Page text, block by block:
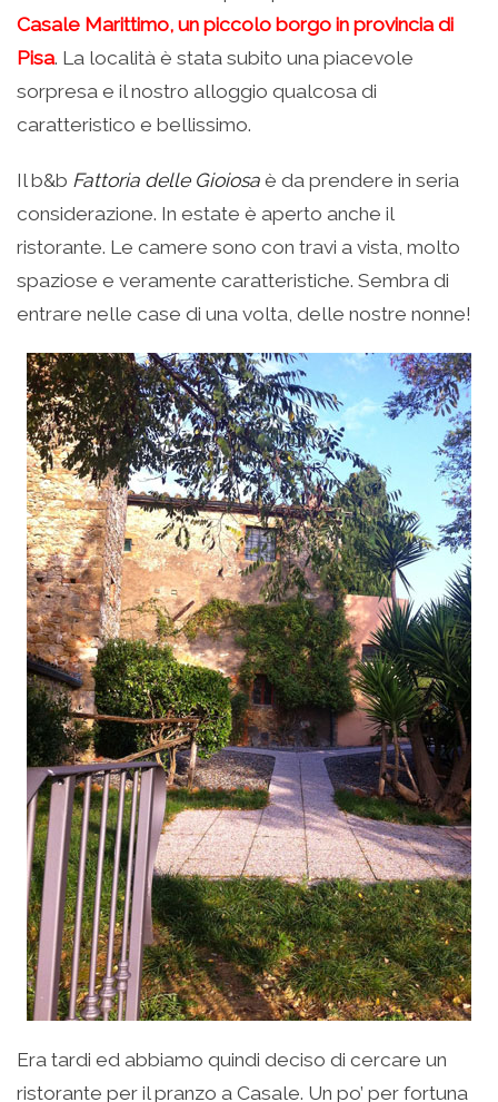
Casale Marittimo, un piccolo borgo in provincia di
Pisa. La località è stata subito una piacevole
sorpresa e il nostro alloggio qualcosa di
caratteristico e bellissimo.
Il b&b Fattoria delle Gioiosa è da prendere in seria
considerazione. In estate è aperto anche il
ristorante. Le camere sono con travi a vista, molto
spaziose e veramente caratteristiche. Sembra di
entrare nelle case di una volta, delle nostre nonne!
Era tardi ed abbiamo quindi deciso di cercare un
ristorante per il pranzo a Casale. Un po’ per fortuna